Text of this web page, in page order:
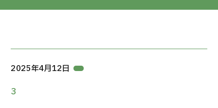
2025年4月12日
3